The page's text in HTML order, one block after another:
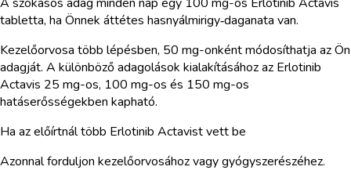
tabletta, ha Önnek áttétes hasnyálmirigy‑daganata van.
Kezelőorvosa több lépésben, 50 mg-onként módosíthatja az Ön
adagját. A különböző adagolások kialakításához az Erlotinib
Actavis 25 mg-os, 100 mg-os és 150 mg-os
hatáserősségekben kapható.
Ha az előírtnál több Erlotinib Actavist vett be
Azonnal forduljon kezelőorvosához vagy gyógyszerészéhez.